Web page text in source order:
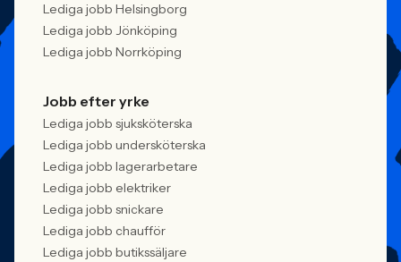
Lediga jobb Helsingborg
Lediga jobb Jönköping
Lediga jobb Norrköping
Jobb efter yrke
Lediga jobb sjuksköterska
Lediga jobb undersköterska
Lediga jobb lagerarbetare
Lediga jobb elektriker
Lediga jobb snickare
Lediga jobb chaufför
Lediga jobb butikssäljare